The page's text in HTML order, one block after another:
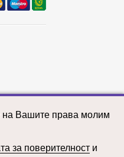
на Вашите права молим
за поверителности